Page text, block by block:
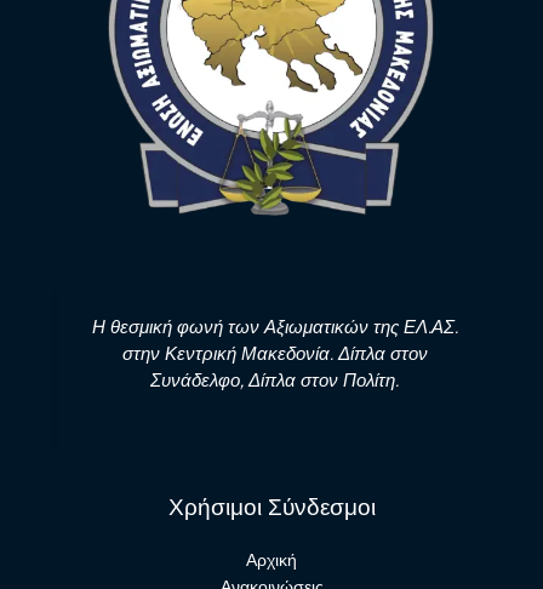
Η θεσμική φωνή των Αξιωματικών της ΕΛ.ΑΣ.
στην Κεντρική Μακεδονία. Δίπλα στον
Συνάδελφο, Δίπλα στον Πολίτη.
Χρήσιμοι Σύνδεσμοι
Αρχική